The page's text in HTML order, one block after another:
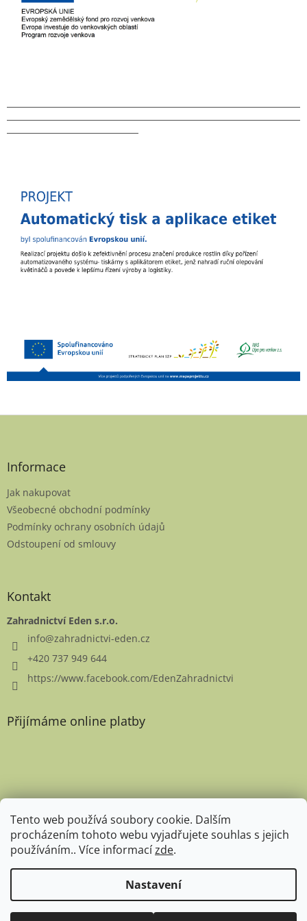
Tento web používá soubory cookie. Dalším
procházením tohoto webu vyjadřujete souhlas s jejich
používáním.. Více informacízde.
Nastavení
Z
Informace
Jak nakupovat
Všeobecné obchodní podmínky
Podmínky ochrany osobních údajů
Odstoupení od smlouvy
Kontakt
Zahradnictví Eden s.r.o.
info@zahradnictvi-eden.cz
+420 737 949 644
https://www.facebook.com/EdenZahradnictvi
Přijímáme online platby
Favicon
Copyright 2026Zahradnictví Eden. Všechna práva